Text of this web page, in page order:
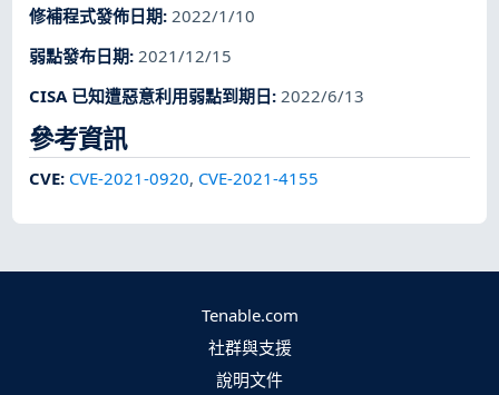
修補程式發佈日期: 2022/1/10
弱點發布日期:2021/12/15
CISA 已知遭惡意利用弱點到期日:2022/6/13
參考資訊
CVE: CVE-2021-0920, CVE-2021-4155
Tenable.com
社群與支援
說明文件